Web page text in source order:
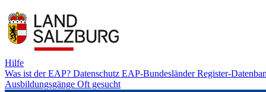
Hilfe
Was ist der EAP? Datenschutz EAP-BundesländerRegister-
Ausbildungsgänge Oft gesucht